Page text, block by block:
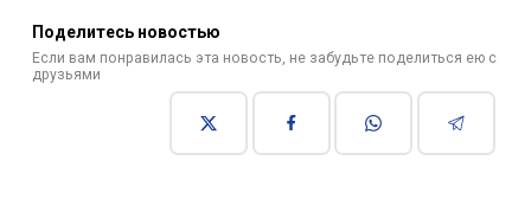
Поделитесь новостью
Если вам понравилась эта новость, не забудьте поделиться ею с
друзьями